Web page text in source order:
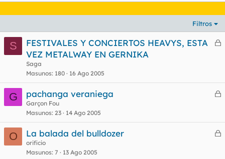
Filtros
S
C
a
d
FESTIVALES Y CONCIERTOS HEAVYS, ESTA
VEZ METALWAY EN GERNIKA
Saga
Masunos 180 16 Ago 2005
G
C
r
a
pachanga veraniega
Garçon Fou
Masunos 23 14 Ago 2005
O
C
La balada del bulldozer
orificio
Masunos 7 13 Ago 2005